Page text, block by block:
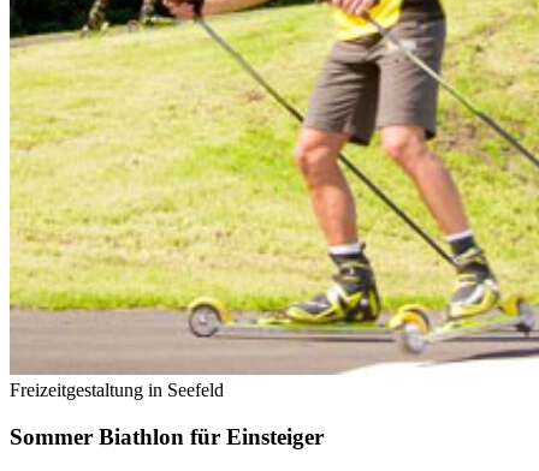
Freizeitgestaltung in Seefeld
Sommer Biathlon für Einsteiger